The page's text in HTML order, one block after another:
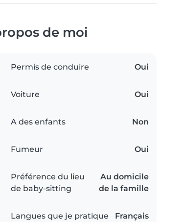
de moi
Permis de conduire Oui
Voiture Oui
A des enfants Non
Fumeur Oui
Préférence du lieu
de baby-sitting
Au domicile
de la famille
Langues que je pratique Français